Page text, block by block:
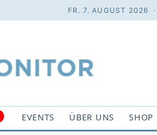
FR. 7. AUGUST 2026 ·
EVENTS ÜBER UNS SHOP